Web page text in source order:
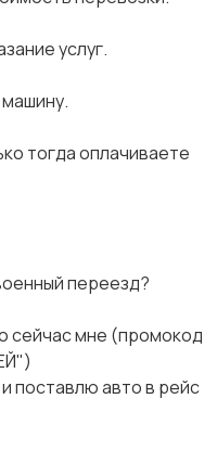
услуг.
тогда оплачиваете
переезд?
сейчас мне (промокод
поставлю авто в рейс